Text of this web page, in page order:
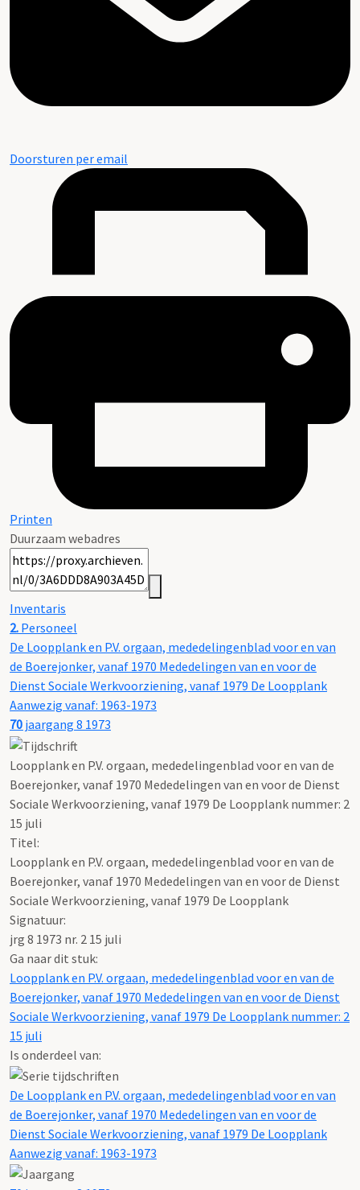
Doorsturen per email
Printen
Duurzaam webadres
Inventaris
2. Personeel
De Loopplank en P.V. orgaan, mededelingenblad voor en van
de Boerejonker, vanaf 1970 Mededelingen van en voor de
Dienst Sociale Werkvoorziening, vanaf 1979 De Loopplank
Aanwezig vanaf: 1963-1973
70 jaargang 8 1973
Loopplank en P.V. orgaan, mededelingenblad voor en van de
Boerejonker, vanaf 1970 Mededelingen van en voor de Dienst
Sociale Werkvoorziening, vanaf 1979 De Loopplank nummer: 2
15 juli
Titel:
Loopplank en P.V. orgaan, mededelingenblad voor en van de
Boerejonker, vanaf 1970 Mededelingen van en voor de Dienst
Sociale Werkvoorziening, vanaf 1979 De Loopplank
Signatuur:
jrg 8 1973 nr. 2 15 juli
Ga naar dit stuk:
Loopplank en P.V. orgaan, mededelingenblad voor en van de
Boerejonker, vanaf 1970 Mededelingen van en voor de Dienst
Sociale Werkvoorziening, vanaf 1979 De Loopplank nummer: 2
15 juli
Is onderdeel van:
De Loopplank en P.V. orgaan, mededelingenblad voor en van
de Boerejonker, vanaf 1970 Mededelingen van en voor de
Dienst Sociale Werkvoorziening, vanaf 1979 De Loopplank
Aanwezig vanaf: 1963-1973